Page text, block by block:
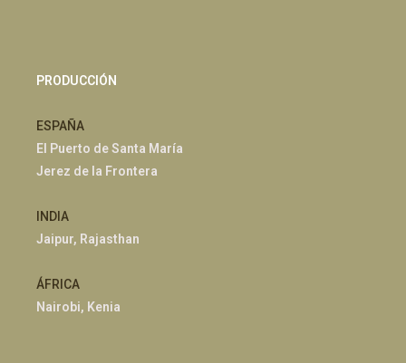
PRODUCCIÓN
ESPAÑA
El Puerto de Santa María
Jerez de la Frontera
INDIA
Jaipur, Rajasthan
ÁFRICA
Nairobi, Kenia